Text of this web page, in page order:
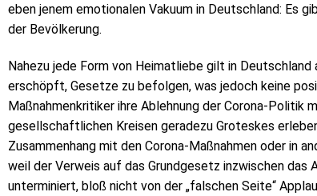
eben jenem emotionalen Vakuum in Deutschland: Es
der Bevölkerung.
Nahezu jede Form von Heimatliebe gilt in
erschöpft, Gesetze zu befolgen, was jedoch keine
Maßnahmenkritiker ihre Ablehnung der Corona-Politik
gesellschaftlichen Kreisen geradezu Groteskes
Zusammenhang mit den Corona-Maßnahmen oder in
weil der Verweis auf das Grundgesetz inzwischen das
unterminiert, bloß nicht von der „falschen Seite“